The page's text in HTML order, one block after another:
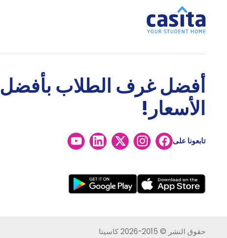
أفضل غرف الطلاب بأفضل
الأسعار!
تابعونا على
حقوق النشر © 2015-2026 كاسيتا